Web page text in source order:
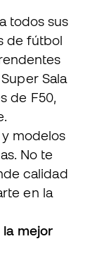
todos sus
de fútbol
Sala
de F50,
modelos
No te
calidad
en la
la mejor